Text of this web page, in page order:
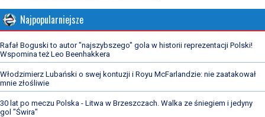
Najpopularniejsze
Rafał Boguski to autor "najszybszego" gola w historii reprezentacji Polski!
Wspomina też Leo Beenhakkera
Włodzimierz Lubański o swej kontuzji i Royu McFarlandzie: nie zaatakował
mnie złośliwie
30 lat po meczu Polska - Litwa w Brzeszczach. Walka ze śniegiem i jedyny
gol "Świra"